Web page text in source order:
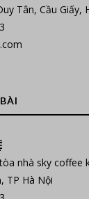
Tân, Cầu Giấy,
nhà sky coffee
TP Hà Nội